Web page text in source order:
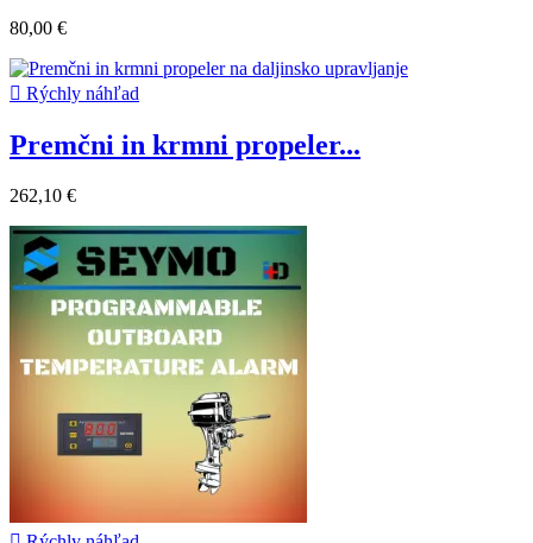
80,00 €
 Rýchly náhľad
Premčni in krmni propeler...
262,10 €